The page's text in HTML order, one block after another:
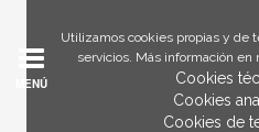
Utilizamos cookies propias y de
servicios. Más información en
Cookies
Cookies
Cookies de
MENÚ